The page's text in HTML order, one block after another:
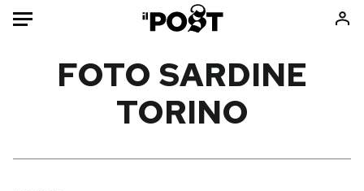
Mondo
Libri
FOTO SARDINE
TORINO